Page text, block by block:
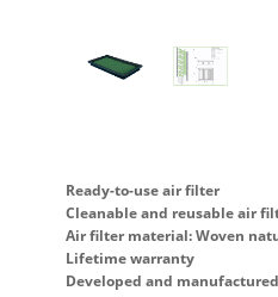
Ready-to-use air filter
Cleanable and reusable air
Air filter material: Woven
Lifetime warranty
Developed and